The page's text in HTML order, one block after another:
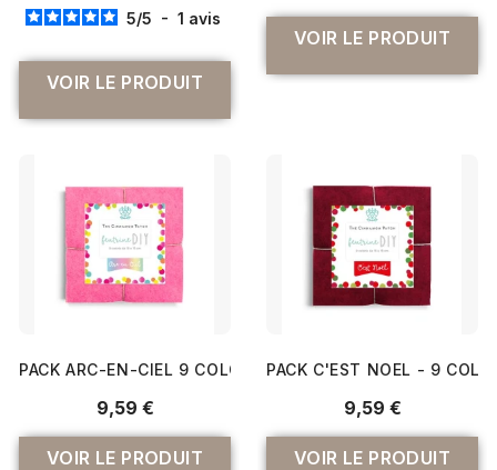
5/5 - 1 avis
VOIR LE PRODUIT
VOIR LE PRODUIT
PACK ARC-EN-CIEL 9 COLORIS DE FEUTRINE 15X15CM EN
9,59 €
VOIR LE PRODUIT
PACK C'EST NOEL - 9
9,59 €
VOIR LE PRODUIT